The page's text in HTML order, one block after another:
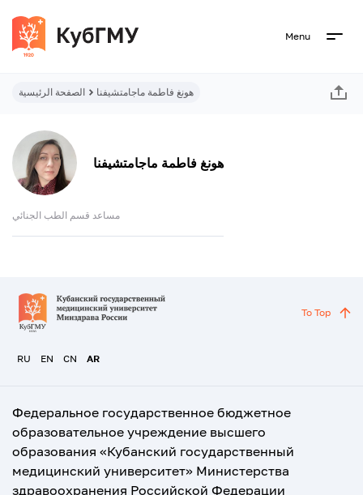
Menu
الصفحة الرئيسية هونغ فاطمة ماجامتشيفنا
هونغ فاطمة ماجامتشيفنا
مساعد قسم الطب الجنائي
RU EN CN AR
To Top
Федеральное государственное бюджетное
образовательное учреждение высшего
образования «Кубанский государственный
медицинский университет» Министерства
здравоохранения Российской Федерации